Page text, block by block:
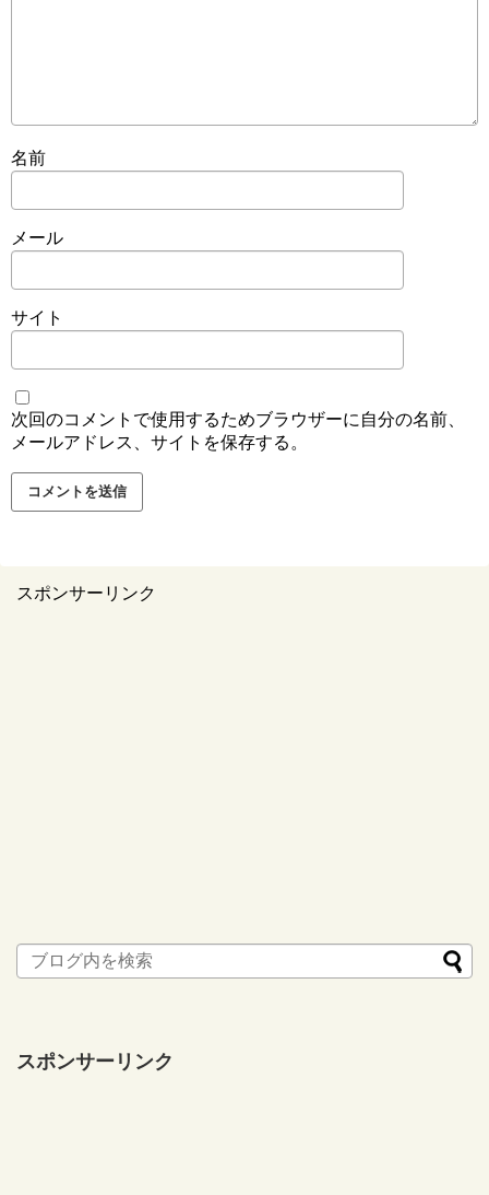
名前
メール
サイト
次回のコメントで使用するためブラウザーに自分の名前、
メールアドレス、サイトを保存する。
スポンサーリンク
スポンサーリンク